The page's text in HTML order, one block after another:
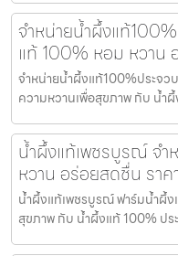
จำหน่ายน้ำผึ้งแท้
แท้ 100% หอม หวาน
จำหน่ายน้ำผึ้งแท้100%ประจ
ความหวานเพื่อสุขภาพ กับ น้ำ
น้ำผึ้งแท้เพชรบูรณ์ จ
หวาน อร่อยสดชื่น ราค
น้ำผึ้งแท้เพชรบูรณ์ ฟาร์มน้ำผึ้
สุขภาพ กับ น้ำผึ้งแท้ 100% ปร